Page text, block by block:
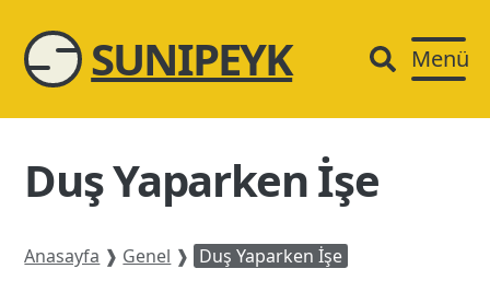
SUNIPEYK Menü
Duş Yaparken İşe
Anasayfa ❱ Genel ❱ Duş Yaparken İşe